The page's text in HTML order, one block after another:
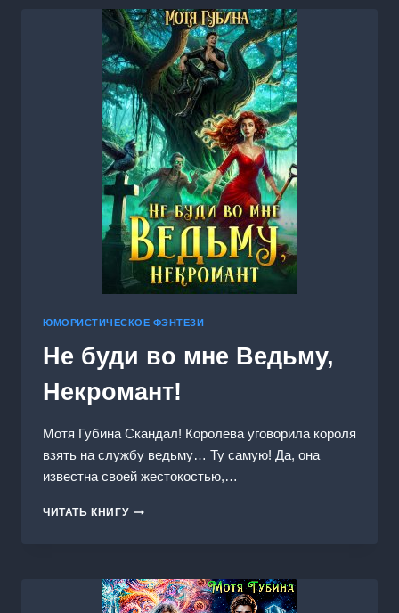
ЮМОРИСТИЧЕСКОЕ ФЭНТЕЗИ
Не буди во мне Ведьму,
Некромант!
Мотя Губина Скандал! Королева уговорила короля
взять на службу ведьму… Ту самую! Да, она
известна своей жестокостью,…
ЧИТАТЬ КНИГУНЕ
ВЕДЬМУ,
НЕКРОМАНТ!